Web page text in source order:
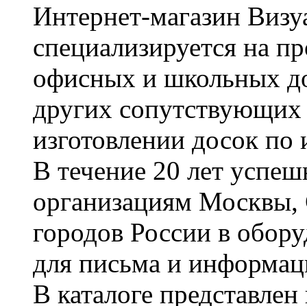
Интернет-магазин
специализируется на
офисных и школьных
других сопутствующих
изготовлении досок по
В течение 20 лет
организациям Москвы,
городов России в
для письма и
В каталоге